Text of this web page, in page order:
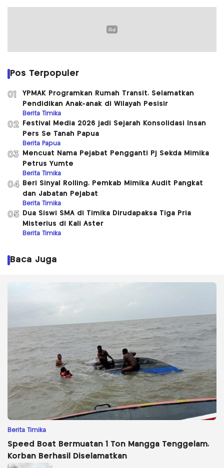
Pos Terpopuler
01
YPMAK Programkan Rumah Transit, Selamatkan
Pendidikan Anak-anak di Wilayah Pesisir
Berita Timika
02
Festival Media 2026 jadi Sejarah Konsolidasi Insan
Pers Se Tanah Papua
Berita Papua
03
Mencuat Nama Pejabat Pengganti Pj Sekda Mimika
Petrus Yumte
Berita Timika
04
Beri Sinyal Rolling, Pemkab Mimika Audit Pangkat
dan Jabatan Pejabat
Berita Timika
05
Dua Siswi SMA di Timika Dirudapaksa Tiga Pria
Misterius di Kali Aster
Berita Timika
Baca Juga
Berita Timika
Speed Boat Bermuatan 1 Ton Mangga Tenggelam,
Korban Berhasil Diselamatkan